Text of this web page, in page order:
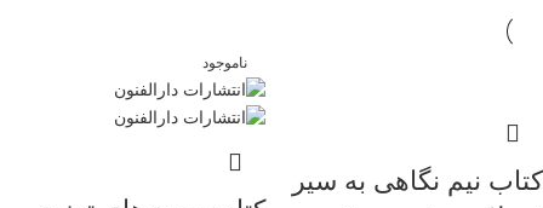
کتاب نیم نگاهی به سیر
ناموجود